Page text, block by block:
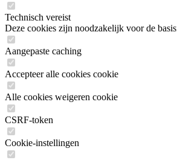
Technisch vereist
Deze cookies zijn noodzakelijk voor de
Aangepaste caching
Accepteer alle cookies cookie
Alle cookies weigeren cookie
CSRF-token
Cookie-instellingen